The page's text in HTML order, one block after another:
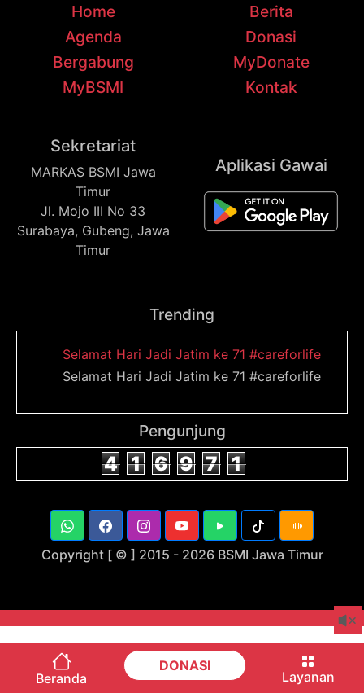
Home
Berita
Agenda
Donasi
Bergabung
MyDonate
MyBSMI
Kontak
Sekretariat
MARKAS BSMI Jawa
Timur
Jl. Mojo III No 33
Surabaya, Gubeng, Jawa
Timur
Aplikasi Gawai
Trending
Selamat Hari Jadi Jatim ke 71 #careforlife
Selamat Hari Jadi Jatim ke 71 #careforlife
Pengunjung
4 1 6 9 7 1
Copyright [ © ] 2015 - 2026 BSMI Jawa Timur
Beranda
DONASI
Layanan